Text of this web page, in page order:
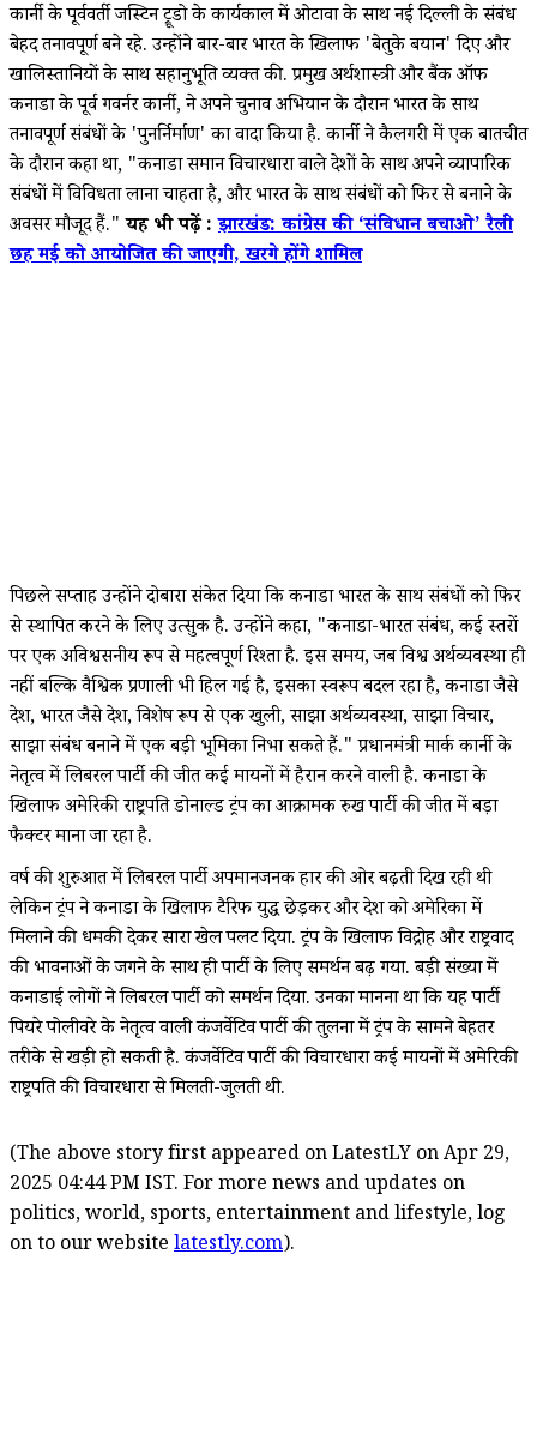
कार्नी के पूर्ववर्ती जस्टिन ट्रूडो के कार्यकाल में ओटावा के साथ नई दिल्ली के संबंध
बेहद तनावपूर्ण बने रहे. उन्होंने बार-बार भारत के खिलाफ 'बेतुके बयान' दिए और
खालिस्तानियों के साथ सहानुभूति व्यक्त की. प्रमुख अर्थशास्त्री और बैंक ऑफ
कनाडा के पूर्व गवर्नर कार्नी, ने अपने चुनाव अभियान के दौरान भारत के साथ
तनावपूर्ण संबंधों के 'पुनर्निर्माण' का वादा किया है. कार्नी ने कैलगरी में एक बातचीत
के दौरान कहा था, "कनाडा समान विचारधारा वाले देशों के साथ अपने व्यापारिक
संबंधों में विविधता लाना चाहता है, और भारत के साथ संबंधों को फिर से बनाने के
अवसर मौजूद हैं."यह भी पढ़ें :झारखंड: कांग्रेस की ‘संविधान बचाओ’ रैली
छह मई को आयोजित की जाएगी, खरगे होंगे शामिल
पिछले सप्ताह उन्होंने दोबारा संकेत दिया कि कनाडा भारत के साथ संबंधों को फिर
से स्थापित करने के लिए उत्सुक है. उन्होंने कहा, "कनाडा-भारत संबंध, कई स्तरों
पर एक अविश्वसनीय रूप से महत्वपूर्ण रिश्ता है. इस समय, जब विश्व अर्थव्यवस्था ही
नहीं बल्कि वैश्विक प्रणाली भी हिल गई है, इसका स्वरूप बदल रहा है, कनाडा जैसे
देश, भारत जैसे देश, विशेष रूप से एक खुली, साझा अर्थव्यवस्था, साझा विचार,
साझा संबंध बनाने में एक बड़ी भूमिका निभा सकते हैं." प्रधानमंत्री मार्क कार्नी के
नेतृत्व में लिबरल पार्टी की जीत कई मायनों में हैरान करने वाली है. कनाडा के
खिलाफ अमेरिकी राष्ट्रपति डोनाल्ड ट्रंप का आक्रामक रुख पार्टी की जीत में बड़ा
फैक्टर माना जा रहा है.
वर्ष की शुरुआत में लिबरल पार्टी अपमानजनक हार की ओर बढ़ती दिख रही थी
लेकिन ट्रंप ने कनाडा के खिलाफ टैरिफ युद्ध छेड़कर और देश को अमेरिका में
मिलाने की धमकी देकर सारा खेल पलट दिया. ट्रंप के खिलाफ विद्रोह और राष्ट्रवाद
की भावनाओं के जगने के साथ ही पार्टी के लिए समर्थन बढ़ गया. बड़ी संख्या में
कनाडाई लोगों ने लिबरल पार्टी को समर्थन दिया. उनका मानना था कि यह पार्टी
पियरे पोलीवरे के नेतृत्व वाली कंजर्वेटिव पार्टी की तुलना में ट्रंप के सामने बेहतर
तरीके से खड़ी हो सकती है. कंजर्वेटिव पार्टी की विचारधारा कई मायनों में अमेरिकी
राष्ट्रपति की विचारधारा से मिलती-जुलती थी.
(The above story first appeared on LatestLY on Apr 29,
2025 04:44 PM IST. For more news and updates on
politics, world, sports, entertainment and lifestyle, log
on to our website latestly.com).